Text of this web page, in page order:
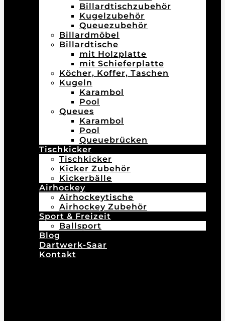
Billardtischzubehör
Kugelzubehör
Queuezubehör
Billardmöbel
Billardtische
mit Holzplatte
mit Schieferplatte
Köcher, Koffer, Taschen
Kugeln
Karambol
Pool
Queues
Karambol
Pool
Queuebrücken
Tischkicker
Tischkicker
Kicker Zubehör
Kickerbälle
Airhockey
Airhockeytische
Airhockey Zubehör
Sport & Freizeit
Ballsport
Blog
Dartwerk-Saar
Kontakt